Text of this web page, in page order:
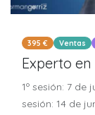
395 € Ventas
Experto
1º sesión: 7 de
sesión: 14 de